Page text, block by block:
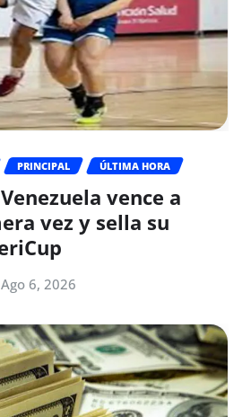
PRINCIPAL ÚLTIMA HORA
vence a
vez y sella su
Ago 6, 2026